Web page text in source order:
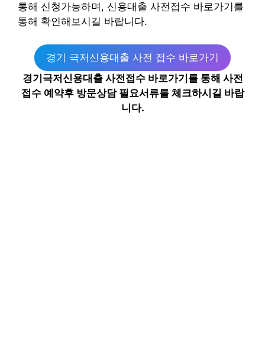
통해 신청가능하며, 신용대출 사전접수 바로가기를
통해 확인해보시길 바랍니다.
경기 극저신용대출 사전 접수 바로가기
경기극저신용대출 사전접수 바로가기를 통해 사전
접수 예약후 방문상담 필요서류를 체크하시길 바랍
니다.